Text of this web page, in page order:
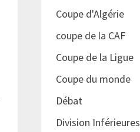
Coupe d'Algérie
coupe de la CAF
Coupe de la Ligue
Coupe du monde
Débat
Division Inférieures